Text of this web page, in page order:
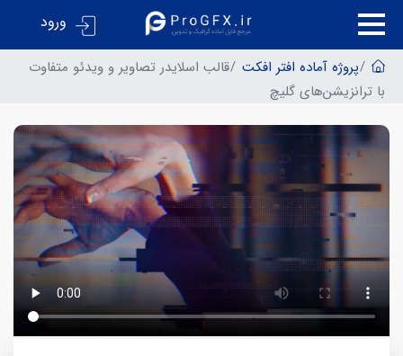
ورود
پروژه آماده افتر افکت قالب اسلایدر تصاویر و ویدئو متفاوت
با ترانزیشن‌های گلیچ